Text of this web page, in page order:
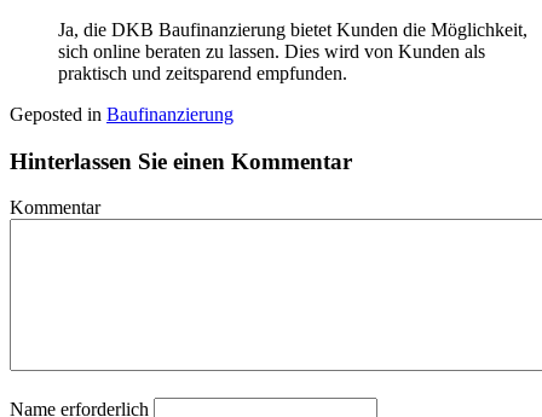
Ja, die DKB Baufinanzierung bietet Kunden die Möglichkeit,
sich online beraten zu lassen. Dies wird von Kunden als
praktisch und zeitsparend empfunden.
Geposted in Baufinanzierung
Hinterlassen Sie einen Kommentar
Kommentar
Name erforderlich